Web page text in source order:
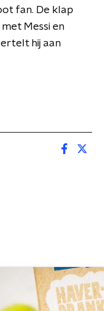
fan. De klap
Messi en
hij aan